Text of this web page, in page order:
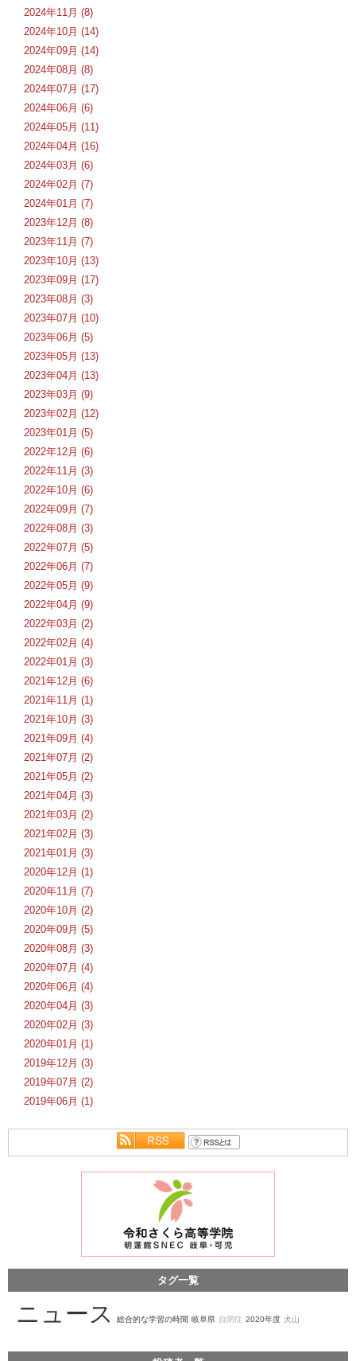
2024年11月 (8)
2024年10月 (14)
2024年09月 (14)
2024年08月 (8)
2024年07月 (17)
2024年06月 (6)
2024年05月 (11)
2024年04月 (16)
2024年03月 (6)
2024年02月 (7)
2024年01月 (7)
2023年12月 (8)
2023年11月 (7)
2023年10月 (13)
2023年09月 (17)
2023年08月 (3)
2023年07月 (10)
2023年06月 (5)
2023年05月 (13)
2023年04月 (13)
2023年03月 (9)
2023年02月 (12)
2023年01月 (5)
2022年12月 (6)
2022年11月 (3)
2022年10月 (6)
2022年09月 (7)
2022年08月 (3)
2022年07月 (5)
2022年06月 (7)
2022年05月 (9)
2022年04月 (9)
2022年03月 (2)
2022年02月 (4)
2022年01月 (3)
2021年12月 (6)
2021年11月 (1)
2021年10月 (3)
2021年09月 (4)
2021年07月 (2)
2021年05月 (2)
2021年04月 (3)
2021年03月 (2)
2021年02月 (3)
2021年01月 (3)
2020年12月 (1)
2020年11月 (7)
2020年10月 (2)
2020年09月 (5)
2020年08月 (3)
2020年07月 (4)
2020年06月 (4)
2020年04月 (3)
2020年02月 (3)
2020年01月 (1)
2019年12月 (3)
2019年07月 (2)
2019年06月 (1)
タグ一覧
ニュース 総合的な学習の時間 岐阜県 自閉症 2020年度 犬山